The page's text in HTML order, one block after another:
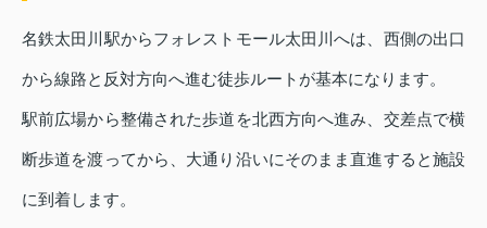
名鉄太田川駅からフォレストモール太田川へは、西側の出口
から線路と反対方向へ進む徒歩ルートが基本になります。
駅前広場から整備された歩道を北西方向へ進み、交差点で横
断歩道を渡ってから、大通り沿いにそのまま直進すると施設
に到着します。